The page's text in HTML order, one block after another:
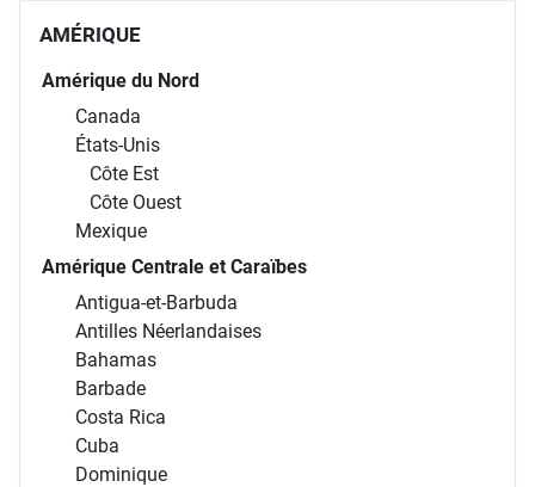
AMÉRIQUE
Amérique du Nord
Canada
États-Unis
Côte Est
Côte Ouest
Mexique
Amérique Centrale et Caraïbes
Antigua-et-Barbuda
Antilles Néerlandaises
Bahamas
Barbade
Costa Rica
Cuba
Dominique